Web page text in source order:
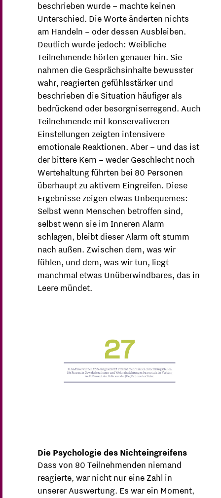
beschrieben wurde – machte keinen
Unterschied. Die Worte änderten nichts
am Handeln – oder dessen Ausbleiben.
Deutlich wurde jedoch: Weibliche
Teilnehmende hörten genauer hin. Sie
nahmen die Gesprächsinhalte bewusster
wahr, reagierten gefühlsstärker und
beschrieben die Situation häufiger als
bedrückend oder besorgniserregend. Auch
Teilnehmende mit konservativeren
Einstellungen zeigten intensivere
emotionale Reaktionen. Aber – und das ist
der bittere Kern – weder Geschlecht noch
Wertehaltung führten bei 80 Personen
überhaupt zu aktivem Eingreifen. Diese
Ergebnisse zeigen etwas Unbequemes:
Selbst wenn Menschen betroffen sind,
selbst wenn sie im Inneren Alarm
schlagen, bleibt dieser Alarm oft stumm
nach außen. Zwischen dem, was wir
fühlen, und dem, was wir tun, liegt
manchmal etwas Unüberwindbares, das in
Leere mündet.
Die Psychologie des Nichteingreifens
Dass von 80 Teilnehmenden niemand
reagierte, war nicht nur eine Zahl in
unserer Auswertung. Es war ein Moment,